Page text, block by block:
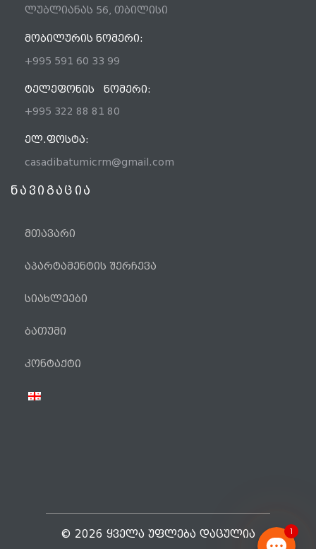
ლუბლიანას 56, თბილისი
ᲛᲝᲑᲘᲚᲣᲠᲘᲡ ᲜᲝᲛᲔᲠᲘ:
+995 591 60 33 99
ᲢᲔᲚᲔᲤᲝᲜᲘᲡ ᲜᲝᲛᲔᲠᲘ:
+995 322 88 81 80
ᲔᲚ.ᲤᲝᲡᲢᲐ:
casadibatumicrm@gmail.com
ნავიგაცია
მთავარი
აპარტამენტის შერჩევა
სიახლეები
ბათუმი
კონტაქტი
© 2026 ᲧᲕᲔᲚᲐ ᲣᲤᲚᲔᲑᲐ ᲓᲐᲪᲣᲚᲘᲐ 1